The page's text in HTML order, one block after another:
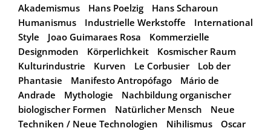
Akademismus
Hans Poelzig
Hans Scharoun
Humanismus
Industrielle Werkstoffe
International
Style
Joao Guimaraes Rosa
Kommerzielle
Designmoden
Körperlichkeit
Kosmischer Raum
Kulturindustrie
Kurven Le Corbusier
Lob der
Phantasie
Manifesto Antropófago
Mário de
Andrade
Mythologie
Nachbildung organischer
biologischer Formen
Natürlicher Mensch
Neue
Techniken / Neue Technologien
Nihilismus
Oscar